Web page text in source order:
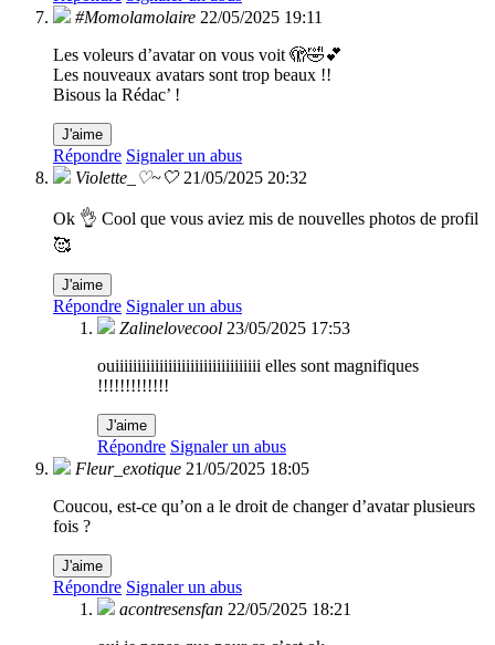
#Momolamolaire 22/05/2025 19:11
Les voleurs d’avatar on vous voit 🫣🤣💕
Les nouveaux avatars sont trop beaux !!
Bisous la Rédac’ !
J'aime
Répondre Signaler un abus
Violette_♡~🤍 21/05/2025 20:32
Ok 👌 Cool que vous aviez mis de nouvelles photos de profil
🥰
J'aime
Répondre Signaler un abus
Zalinelovecool 23/05/2025 17:53
ouiiiiiiiiiiiiiiiiiiiiiiiiiiiiiiiii elles sont magnifiques
!!!!!!!!!!!!!
J'aime
Répondre Signaler un abus
Fleur_exotique 21/05/2025 18:05
Coucou, est-ce qu’on a le droit de changer d’avatar plusieurs
fois ?
J'aime
Répondre Signaler un abus
acontresensfan 22/05/2025 18:21